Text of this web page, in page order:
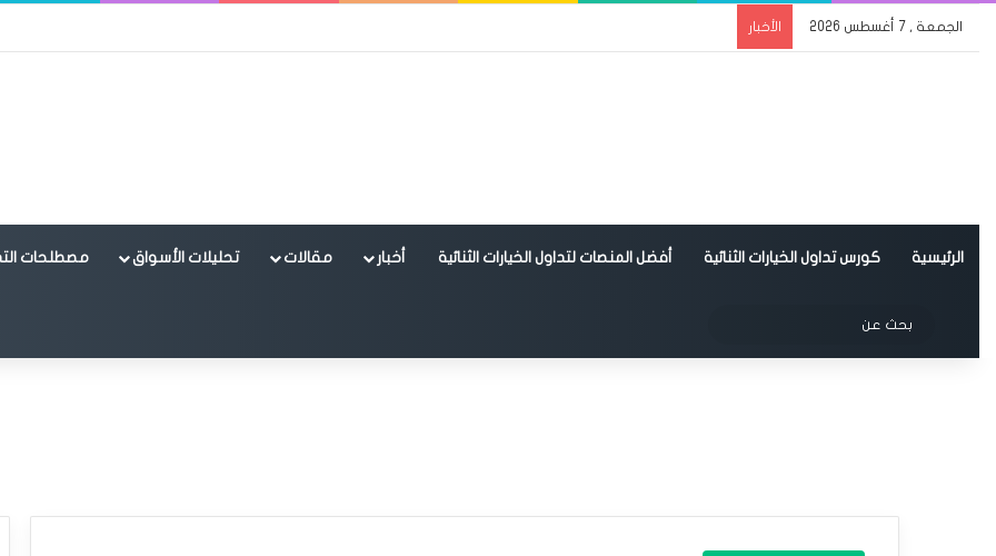
الجمعة , 7 أغسطس 2026 الأخبار
الرئيسية كورس تداول الخيارات الثنائية أفضل المنصات لتداول الخيارات الثنائية أخبار مقالات تحليلات الأسواق مصطلحات
الوضع المظلم
عن